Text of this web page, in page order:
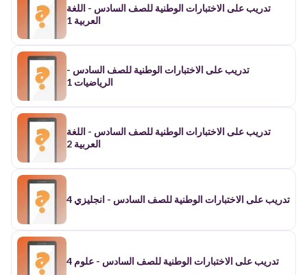
تدريب على الاختبارات الوطنية للصف السادس - اللغة
العربية 1
تدريب على الاختبارات الوطنية للصف السادس -
الرياضيات 1
تدريب على الاختبارات الوطنية للصف السادس - اللغة
العربية 2
تدريب على الاختبارات الوطنية للصف السادس - انجليزي 4
تدريب على الاختبارات الوطنية للصف السادس - علوم 4